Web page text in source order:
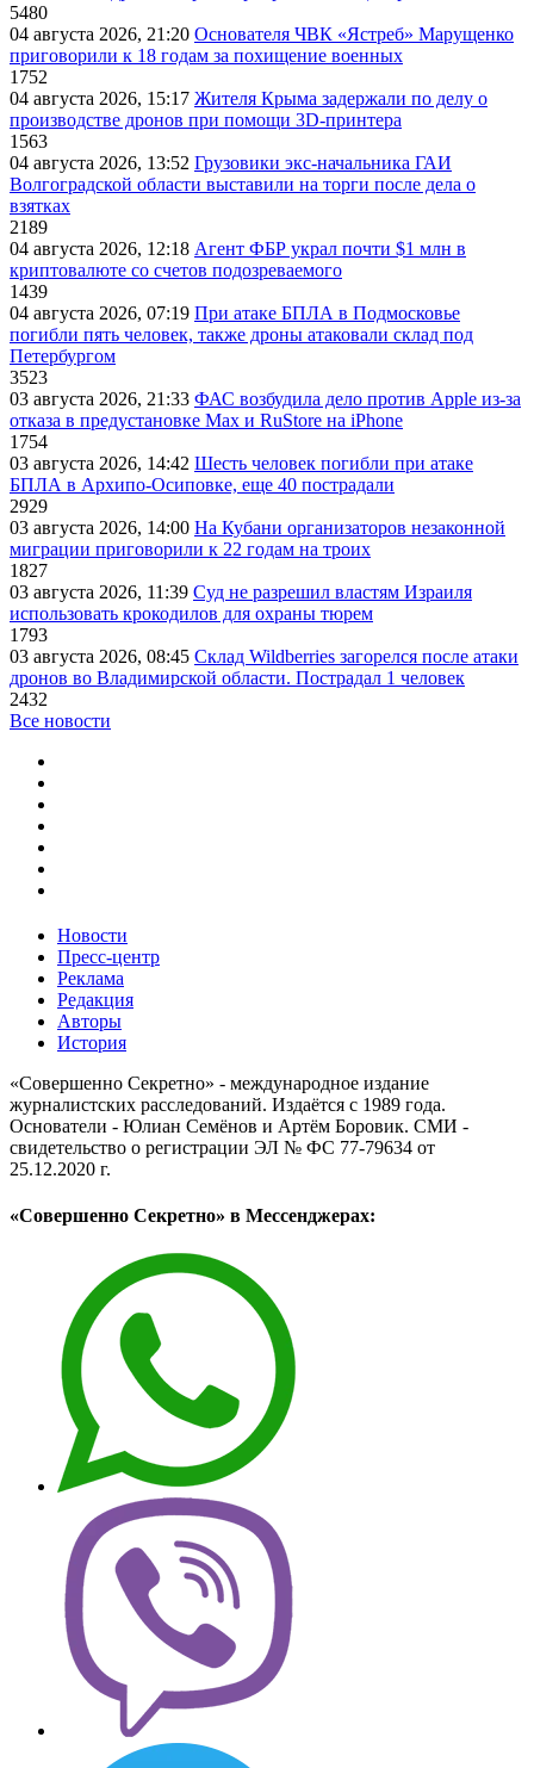
5480
04 августа 2026, 21:20 Основателя ЧВК «Ястреб» Марущенко
приговорили к 18 годам за похищение военных
1752
04 августа 2026, 15:17 Жителя Крыма задержали по делу о
производстве дронов при помощи 3D‑принтера
1563
04 августа 2026, 13:52 Грузовики экс-начальника ГАИ
Волгоградской области выставили на торги после дела о
взятках
2189
04 августа 2026, 12:18 Агент ФБР украл почти $1 млн в
криптовалюте со счетов подозреваемого
1439
04 августа 2026, 07:19 При атаке БПЛА в Подмосковье
погибли пять человек, также дроны атаковали склад под
Петербургом
3523
03 августа 2026, 21:33 ФАС возбудила дело против Apple из-за
отказа в предустановке Max и RuStore на iPhone
1754
03 августа 2026, 14:42 Шесть человек погибли при атаке
БПЛА в Архипо-Осиповке, еще 40 пострадали
2929
03 августа 2026, 14:00 На Кубани организаторов незаконной
миграции приговорили к 22 годам на троих
1827
03 августа 2026, 11:39 Суд не разрешил властям Израиля
использовать крокодилов для охраны тюрем
1793
03 августа 2026, 08:45 Склад Wildberries загорелся после атаки
дронов во Владимирской области. Пострадал 1 человек
2432
Все новости
Новости
Пресс-центр
Реклама
Редакция
Авторы
История
«Совершенно Секретно» - международное издание
журналистских расследований. Издаётся с 1989 года.
Основатели - Юлиан Семёнов и Артём Боровик. CМИ -
свидетельство о регистрации ЭЛ № ФС 77-79634 от
25.12.2020 г.
«Совершенно Секретно» в Мессенджерах: